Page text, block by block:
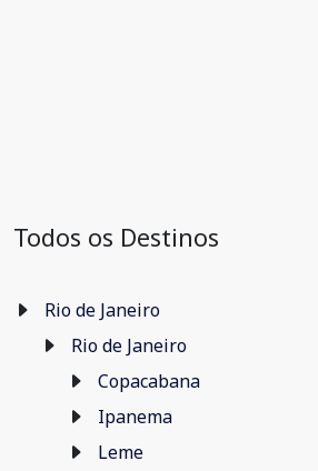
Todos os Destinos
Rio de Janeiro
Rio de Janeiro
Copacabana
Ipanema
Leme